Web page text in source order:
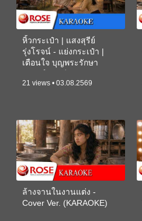
หิ้วกระเป๋า | แสงสุรีย์
รุ่งโรจน์ - แย่งกระเป๋า |
เตือนใจ บุญพระรักษา
21 views • 03.08.2569
ล้างจานในงานแต่ง -
Cover Ver. (KARAOKE)